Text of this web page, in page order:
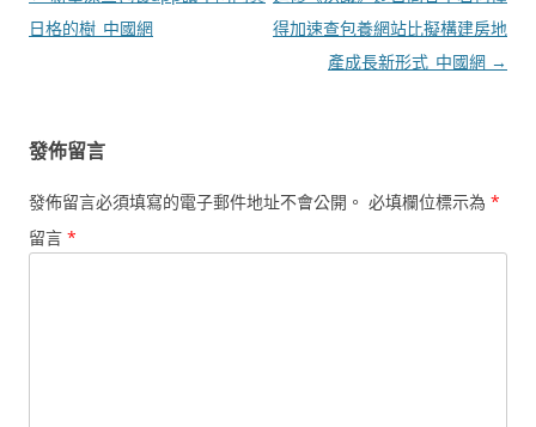
章
日格的樹_中國網
得加速查包養網站比擬構建房地
產成長新形式_中國網 →
發佈留言
發佈留言必須填寫的電子郵件地址不會公開。 必填欄位標示為 *
留言 *